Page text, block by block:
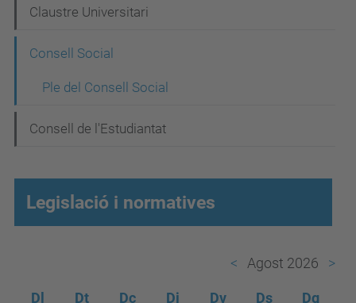
g
i
ó
Claustre Universitari
Consell Social
Ple del Consell Social
Consell de l'Estudiantat
Legislació i normatives
Agost 2026
Dl Dt Dc Dj Dv Ds Dg